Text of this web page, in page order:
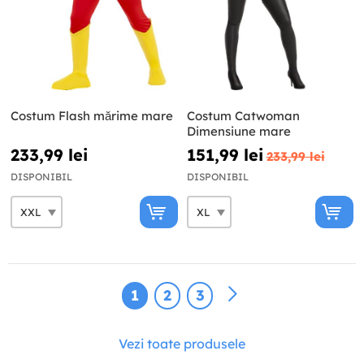
Costum Flash mărime mare
233,99 lei
DISPONIBIL
Costum Catwoman
Dimensiune mare
151,99 lei 233,99 lei
DISPONIBIL
1 2 3
Vezi toate produsele